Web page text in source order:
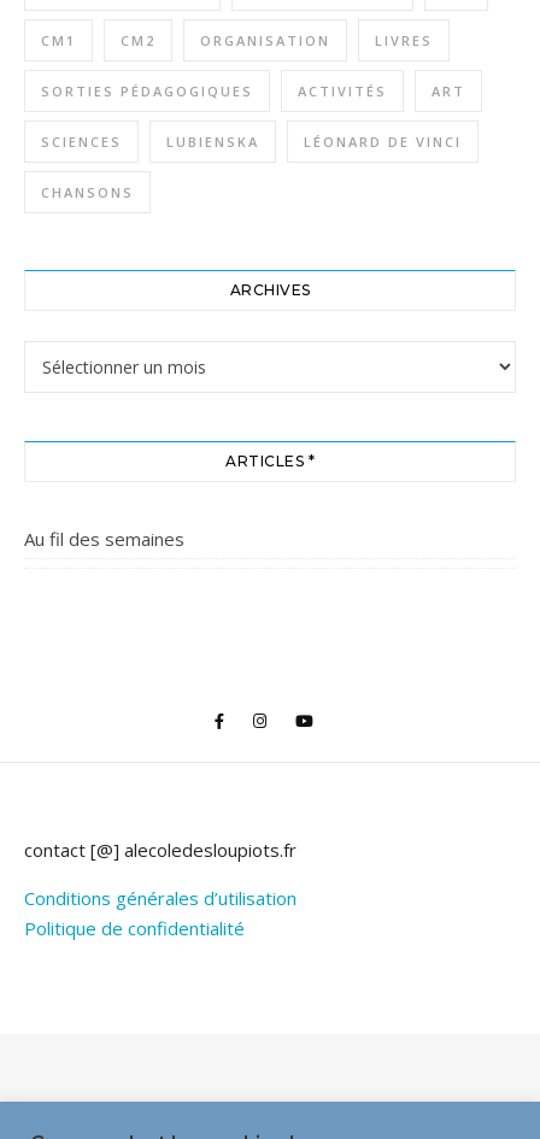
CM1 CM2 ORGANISATION LIVRES
SORTIES PÉDAGOGIQUES ACTIVITÉS ART
SCIENCES LUBIENSKA LÉONARD DE VINCI
CHANSONS
ARCHIVES
ARTICLES *
Au fil des semaines
contact [@] alecoledesloupiots.fr
Conditions générales d’utilisation
Politique de confidentialité